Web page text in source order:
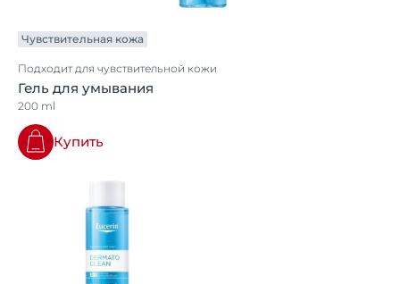
Чувствительная кожа
Подходит для чувствительной кожи
Гель для умывания
200 ml
Купить